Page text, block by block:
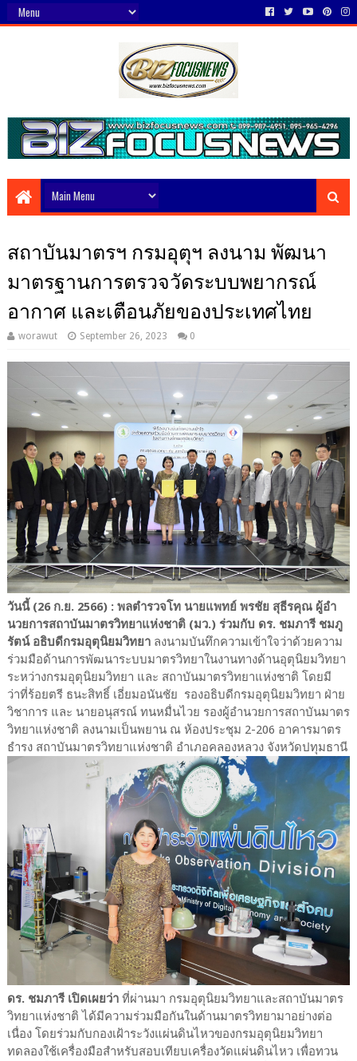
สถาบันมาตรฯ กรมอุตุฯ ลงนาม พัฒนา
มาตรฐานการตรวจวัดระบบพยากรณ์
อากาศ และเตือนภัยของประเทศไทย
worawut September 26, 2023 0
วันนี้ (26 ก.ย. 2566) : พลตํารวจโท นายแพทย์ พรชัย สุธีรคุณ ผู้อํา
นวยการสถาบันมาตรวิทยาแห่งชาติ (มว.) ร่วมกับ ดร. ชมภารี ชมภู
รัตน์ อธิบดีกรมอุตุนิยมวิทยาลงนามบันทึกความเข้าใจว่าด้วยความ
ร่วมมือด้านการพัฒนาระบบมาตรวิทยาในงานทางด้านอุตุนิยมวิทยา
ระหว่างกรมอุตุนิยมวิทยา และ สถาบันมาตรวิทยาแห่งชาติ โดยมี
ว่าที่ร้อยตรี ธนะสิทธิ์ เอี่ยมอนันชัย รองอธิบดีกรมอุตุนิยมวิทยา ฝ่าย
วิชาการ และ นายอนุสรณ์ ทนหมื่นไวย รองผู้อำนวยการสถาบันมาตร
วิทยาแห่งชาติ ลงนามเป็นพยาน ณ ห้องประชุม 2-206 อาคารมาตร
ธำรง สถาบันมาตรวิทยาแห่งชาติ อำเภอคลองหลวง จังหวัดปทุมธานี
ดร. ชมภารี เปิดเผยว่าที่ผ่านมา กรมอุตุนิยมวิทยาและสถาบันมาตร
วิทยาแห่งชาติ ได้มีความร่วมมือกันในด้านมาตรวิทยามาอย่างต่อ
เนื่อง โดยร่วมกับกองเฝ้าระวังแผ่นดินไหวของกรมอุตุนิยมวิทยา
ทดลองใช้เครื่องมือสำหรับสอบเทียบเครื่องวัดแผ่นดินไหว เพื่อทวน